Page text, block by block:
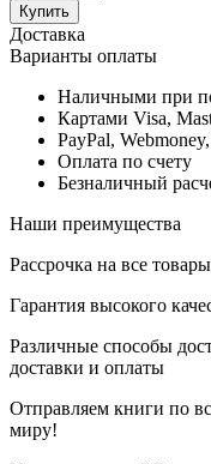
Купить
Доставка
Варианты оплаты
Наличными при
Картами Visa,
PayPal,
Оплата по счету
Безналичный
Наши преимущества
Рассрочка на все товары
Гарантия высокого
Различные способы
доставки и оплаты
Отправляем книги по
миру!